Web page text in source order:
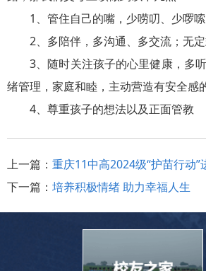
1、管住自己的嘴，少唠叨、少啰嗦
2、多陪伴，多沟通、多交流；无定
3、随时关注孩子的心里健康，多
绪管理，家庭和睦，主动营造有安全感
4、尊重孩子的想法以及正面管教
上一篇： 重庆11中高2024级“护苗行动”
下一篇： 培养积极情绪 助力幸福人生